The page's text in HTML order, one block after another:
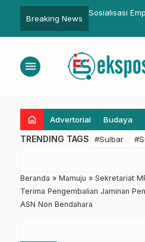
Breaking News
Empat Pilar: Memimpin
Pembangunan
di Komunitas Lokal
Pemkab
Dengan
menu
home Advertorial Budaya
TRENDING TAGS #Sulbar
Beranda » Mamuju » Sekretariat
Terima Pengembalian Jaminan
ASN Non Bendahara